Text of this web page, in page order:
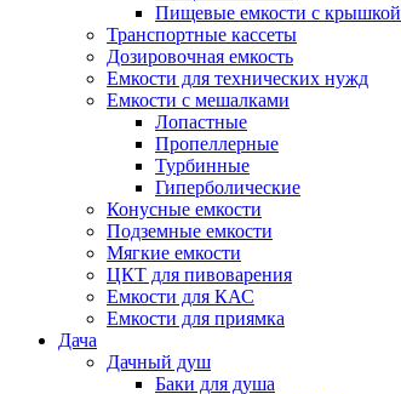
Пищевые емкости с крышкой
Транспортные кассеты
Дозировочная емкость
Емкости для технических нужд
Емкости с мешалками
Лопастные
Пропеллерные
Турбинные
Гиперболические
Конусные емкости
Подземные емкости
Мягкие емкости
ЦКТ для пивоварения
Емкости для КАС
Емкости для приямка
Дача
Дачный душ
Баки для душа